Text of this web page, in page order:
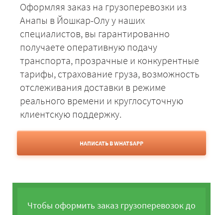
Оформляя заказ на грузоперевозки из
Анапы в Йошкар-Олу у наших
специалистов, вы гарантированно
получаете оперативную подачу
транспорта, прозрачные и конкурентные
тарифы, страхование груза, возможность
отслеживания доставки в режиме
реального времени и круглосуточную
клиентскую поддержку.
НАПИСАТЬ В WHATSAPP
Чтобы оформить заказ грузоперевозок до